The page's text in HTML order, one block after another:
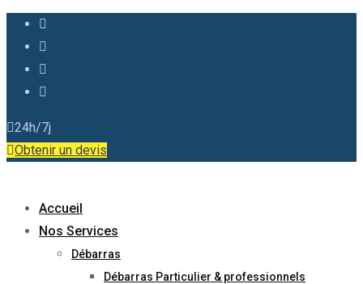
24h/7j
Obtenir un devis
Accueil
Nos Services
Débarras
Débarras Particulier & professionnels